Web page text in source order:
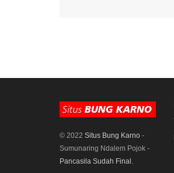
© 2022 Situs Bung Karno -
Sumunaring Ndalem Pojok -
Pancasila Sudah Final .